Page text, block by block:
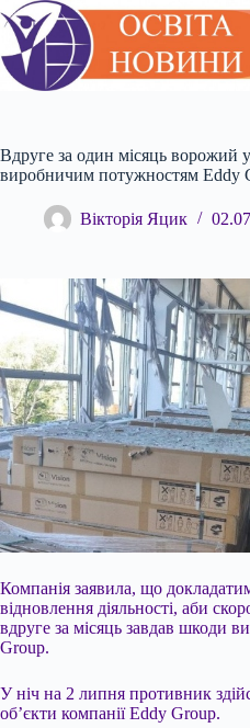
Перейти
до
вмісту
Вдруге за один місяць ворожий
виробничим потужностям Eddy
Вікторія Яцик
Компанія заявила, що
відновлення діяльності, аби
вдруге за місяць завдав шкоди
Group.
У ніч на 2 липня противник
об’єкти компанії Eddy Group.